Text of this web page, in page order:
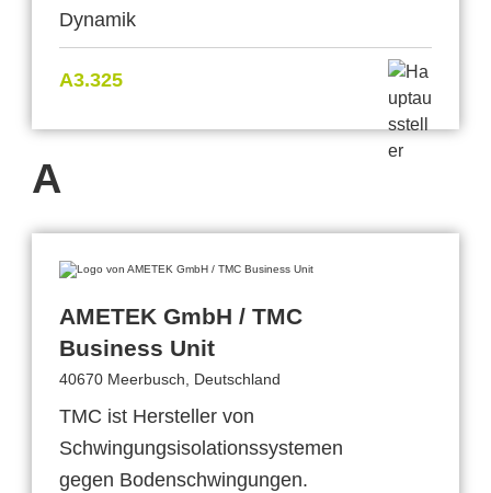
Dynamik
A3.325
A
AMETEK GmbH / TMC
Business Unit
40670 Meerbusch, Deutschland
TMC ist Hersteller von
Schwingungsisolationssystemen
gegen Bodenschwingungen.